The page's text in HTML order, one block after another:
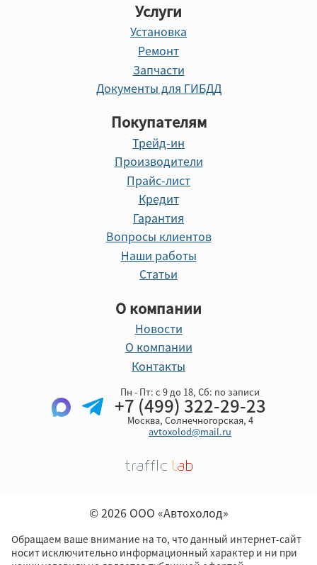
Услуги
Установка
Ремонт
Запчасти
Документы для ГИБДД
Покупателям
Трейд-ин
Производители
Прайс-лист
Кредит
Гарантия
Вопросы клиентов
Наши работы
Статьи
О компании
Новости
О компании
Контакты
Пн - Пт: с 9 до 18, Cб: по записи
+7 (499) 322-29-23
Москва, Солнечногорская, 4
avtoxolod@mail.ru
© 2026 ООО «Автохолод»
Обращаем ваше внимание на то, что данный интернет-сайт
носит исключительно информационный характер и ни при